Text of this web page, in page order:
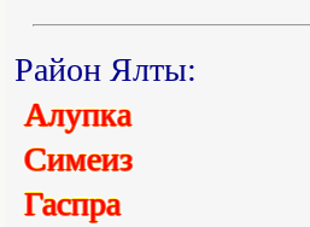
Район Ялты:
Алупка
Симеиз
Гаспра